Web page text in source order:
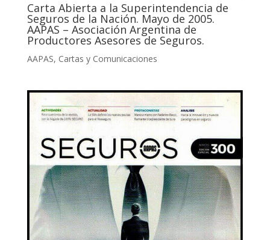
Carta Abierta a la Superintendencia de
Seguros de la Nación. Mayo de 2005.
AAPAS – Asociación Argentina de
Productores Asesores de Seguros.
AAPAS, Cartas y Comunicaciones